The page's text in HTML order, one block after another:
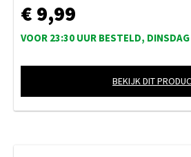
€ 9,99
VOOR 23:30 UUR BESTELD,
BEKIJK DIT